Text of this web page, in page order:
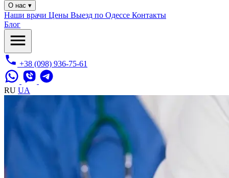
О нас ▾
Наши врачи Цены Выезд по Одессе Контакты
Блог
+38 (098) 936-75-61
RU UA